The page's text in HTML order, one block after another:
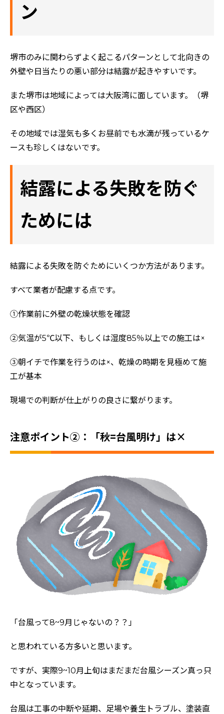
ン
堺市のみに関わらずよく起こるパターンとして北向きの
外壁や日当たりの悪い部分は結露が起きやすいです。
また堺市は地域によっては大阪湾に面しています。（堺
区や西区）
その地域では湿気も多くお昼前でも水滴が残っているケ
ースも珍しくはないです。
結露による失敗を防ぐ
ためには
結露による失敗を防ぐためにいくつか方法があります。
すべて業者が配慮する点です。
①作業前に外壁の乾燥状態を確認
②気温が5℃以下、もしくは湿度85％以上での施工は×
③朝イチで作業を行うのは×、乾燥の時期を見極めて施
工が基本
現場での判断が仕上がりの良さに繋がります。
注意ポイント②：「秋=台風明け」は×
「台風って8~9月じゃないの？？」
と思われている方多いと思います。
ですが、実際9~10月上旬はまだまだ台風シーズン真っ只
中となっています。
台風は工事の中断や延期、足場や養生トラブル、塗装直